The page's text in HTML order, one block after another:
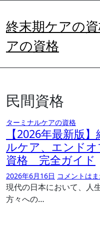
を
ス
キ
ッ
終末期ケアの
アの資格
民間資格
ターミナルケアの資格
【2026年最新版
ルケア、エンド
資格 完全ガイド
2026年6月16日 コメントは
現代の日本において、人生の最終段階（終末期）を迎える
方々への…